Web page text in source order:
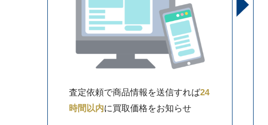
査定依頼で商品情報を送信すれば24
時間以内に買取価格をお知らせ